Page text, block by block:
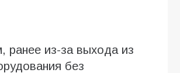
ранее из-за выхода из
без